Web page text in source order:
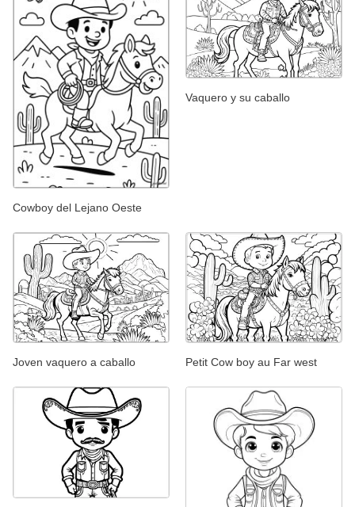
Cowboy del Lejano Oeste
Vaquero y su caballo
Joven vaquero a caballo Petit Cow boy au Far west